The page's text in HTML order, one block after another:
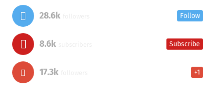
28.6k Follow
8.6k Subscribe
17.3k +1